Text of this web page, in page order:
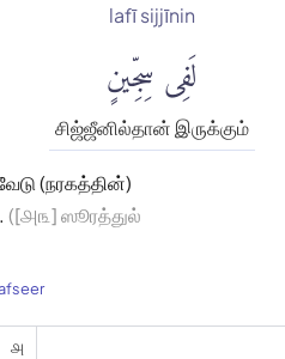
lafī sijjīnin
لَفِى سِجِّينٍ
சிஜ்ஜீனில்தான் இருக்கும்
(நரகத்தின்)
([௮௩] ஸூரத்துல்
௮